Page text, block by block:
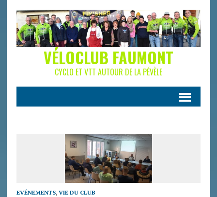
VÉLOCLUB FAUMONT
CYCLO ET VTT AUTOUR DE LA PÉVÈLE
EVÉNEMENTS, VIE DU CLUB